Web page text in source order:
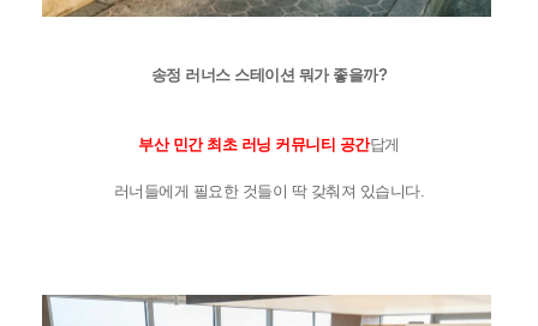
송정 러너스 스테이션 뭐가 좋을까?
부산 민간 최초 러닝 커뮤니티 공간답게
러너들에게 필요한 것들이 딱 갖춰져 있습니다.